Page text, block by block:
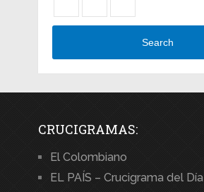
Search
CRUCIGRAMAS:
El Colombiano
EL PAÍS – Crucigrama del Día